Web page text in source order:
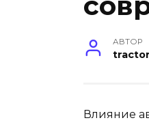
АВТОР
Влияние